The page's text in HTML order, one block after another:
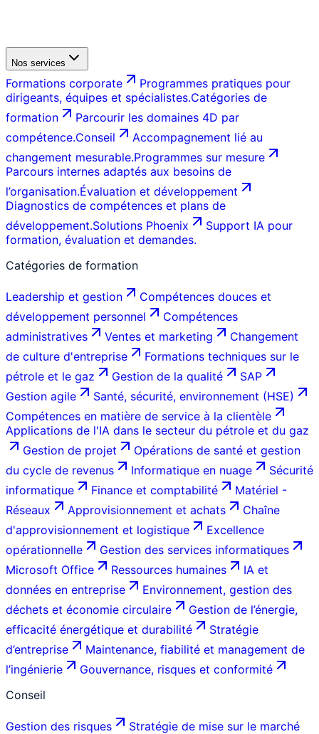
Nos services
Formations corporate
Programmes pratiques pour
dirigeants, équipes et spécialistes.Catégories de
formation
Parcourir les domaines 4D par
compétence.Conseil
Accompagnement lié au
changement mesurable.Programmes sur mesure
Parcours internes adaptés aux besoins de
l’organisation.Évaluation et développement
Diagnostics de compétences et plans de
développement.Solutions Phoenix
Support IA pour
formation, évaluation et demandes.
Catégories de formation
Leadership et gestion
Compétences douces et
développement personnel
Compétences
administratives
Ventes et marketing
Changement
de culture d'entreprise
Formations techniques sur le
pétrole et le gaz
Gestion de la qualité
SAP
Gestion agile
Santé, sécurité, environnement (HSE)
Compétences en matière de service à la clientèle
Applications de l'IA dans le secteur du pétrole et du gaz
Gestion de projet
Opérations de santé et gestion
du cycle de revenus
Informatique en nuage
Sécurité
informatique
Finance et comptabilité
Matériel -
Réseaux
Approvisionnement et achats
Chaîne
d'approvisionnement et logistique
Excellence
opérationnelle
Gestion des services informatiques
Microsoft Office
Ressources humaines
IA et
données en entreprise
Environnement, gestion des
déchets et économie circulaire
Gestion de l’énergie,
efficacité énergétique et durabilité
Stratégie
d’entreprise
Maintenance, fiabilité et management de
l’ingénierie
Gouvernance, risques et conformité
Conseil
Gestion des risques
Stratégie de mise sur le marché